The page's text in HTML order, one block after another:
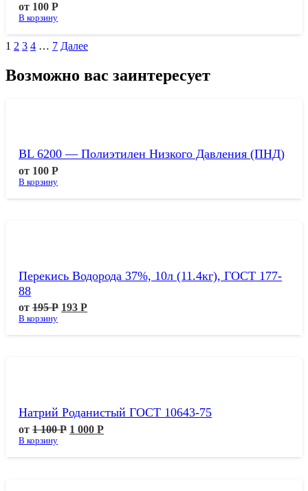
от 100Р
В корзину
1 2 3 4 … 7 Далее
Возможно вас заинтересует
BL 6200 — Полиэтилен Низкого Давления (ПНД)
от 100Р
В корзину
Перекись Водорода 37%, 10л (11.4кг), ГОСТ 177-
88
от195Р 193Р
В корзину
Натрий Роданистый ГОСТ 10643-75
от1 100Р 1 000Р
В корзину